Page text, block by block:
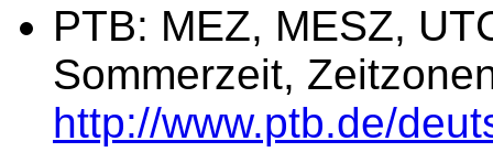
PTB: MEZ, MESZ,
Sommerzeit,
http://www.ptb.de/